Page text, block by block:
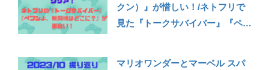
クン）』が惜しい！/ネトフリで
見た『トークサバイバー』『ペプ
マリオワンダーとマーベル スパ